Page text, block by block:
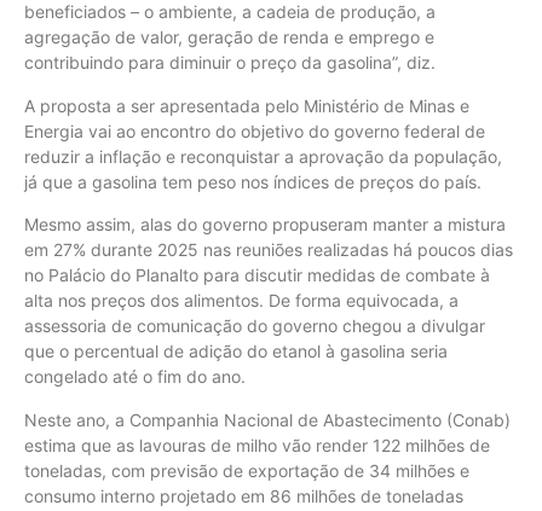
beneficiados – o ambiente, a cadeia de produção, a
agregação de valor, geração de renda e emprego e
contribuindo para diminuir o preço da gasolina”, diz.
A proposta a ser apresentada pelo Ministério de Minas e
Energia vai ao encontro do objetivo do governo federal de
reduzir a inflação e reconquistar a aprovação da população,
já que a gasolina tem peso nos índices de preços do país.
Mesmo assim, alas do governo propuseram manter a mistura
em 27% durante 2025 nas reuniões realizadas há poucos dias
no Palácio do Planalto para discutir medidas de combate à
alta nos preços dos alimentos. De forma equivocada, a
assessoria de comunicação do governo chegou a divulgar
que o percentual de adição do etanol à gasolina seria
congelado até o fim do ano.
Neste ano, a Companhia Nacional de Abastecimento (Conab)
estima que as lavouras de milho vão render 122 milhões de
toneladas, com previsão de exportação de 34 milhões e
consumo interno projetado em 86 milhões de toneladas